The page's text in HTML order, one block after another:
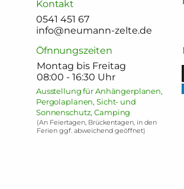
Kontakt
0541 451 67
info@neumann-zelte.de
Öfnnungszeiten
Montag bis Freitag
08:00 - 16:30 Uhr
Ausstellung für Anhängerplanen,
Pergolaplanen, Sicht- und
Sonnenschutz, Camping
(An Feiertagen, Brückentagen, in den
Ferien ggf. abweichend geöffnet)